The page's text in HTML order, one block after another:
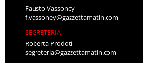
Fausto Vassoney
f.vassoney@gazzettamatin.com
SEGRETERIA
Roberta Prodoti
segreteria@gazzettamatin.com